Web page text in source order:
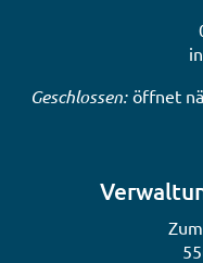
Klicken, um weitere
Geschlossen: öffnet